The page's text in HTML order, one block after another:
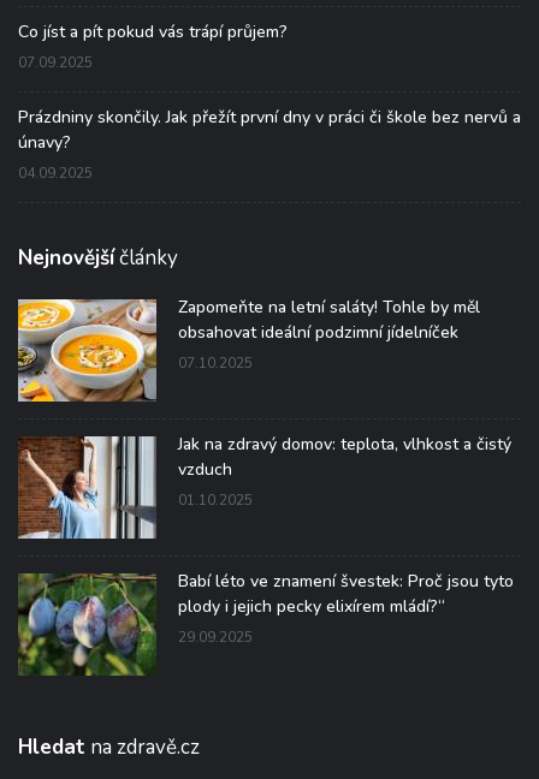
Co jíst a pít pokud vás trápí průjem?
07.09.2025
Prázdniny skončily. Jak přežít první dny v práci či škole bez nervů a
únavy?
04.09.2025
Nejnovějšíčlánky
Zapomeňte na letní saláty! Tohle by měl
obsahovat ideální podzimní jídelníček
07.10.2025
Jak na zdravý domov: teplota, vlhkost a čistý
vzduch
01.10.2025
Babí léto ve znamení švestek: Proč jsou tyto
plody i jejich pecky elixírem mládí?“
29.09.2025
Hledat na zdravě.cz